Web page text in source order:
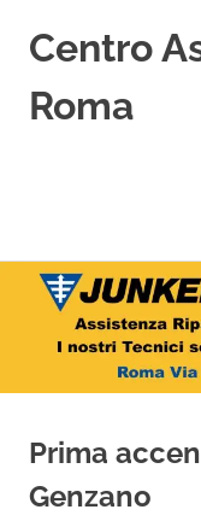
Salta
contenuto
Centro
Roma
Riparazione,
Sostituzione,
Installazione
di
Junkers
Roma
Prima
Genzano